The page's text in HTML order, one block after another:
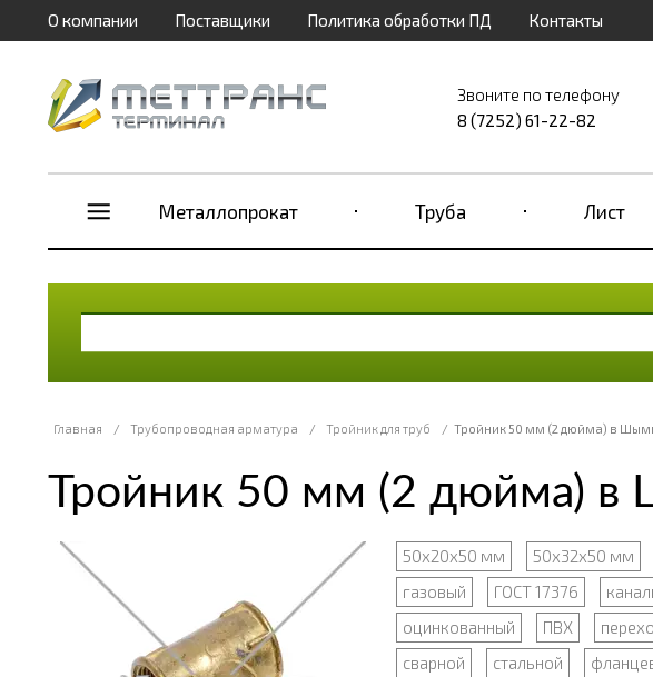
О компании Поставщики Политика обработки ПД Контакты
Звоните по телефону
8 (7252) 61-22-82
Металлопрокат Труба Лист
Главная / Трубопроводная арматура / Тройник для труб / Тройник 50 мм (2 дюйма) в
Тройник 50 мм (2 дюйма) в
50х20х50 мм 50х32х50 мм
газовый
ГОСТ 17376
оцинкованный
ПВХ
сварной
стальной